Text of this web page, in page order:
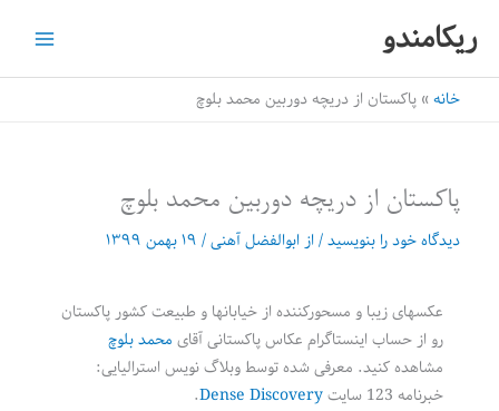
ریکامندو
خانه پاکستان از دریچه دوربین محمد بلوچ
پاکستان از دریچه دوربین محمد بلوچ
دیدگاه‌ خود را بنویسید/ از ابوالفضل آهنی/ ۱۹ بهمن ۱۳۹۹
عکسهای زیبا و مسحور‌کننده از خیابانها و طبیعت کشور پاکستان
رو از حساب اینستاگرام عکاس پاکستانی آقای محمد بلوچ
مشاهده کنید. معرفی شده توسط وبلاگ نویس استرالیایی:
خبرنامه 123 سایت
Dense Discovery
.